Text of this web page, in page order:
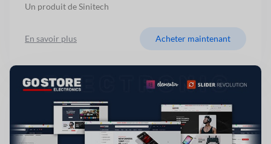
Un produit de Sinitech
En savoir plus Acheter maintenant